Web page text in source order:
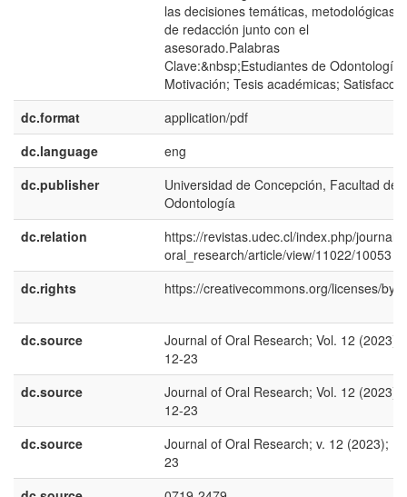
las decisiones temáticas, metodológicas y
de redacción junto con el
asesorado.Palabras
Clave:&nbsp;Estudiantes de Odontología;
Motivación; Tesis académicas;
dc.format
application/pdf
dc.language
eng
dc.publisher
Universidad de Concepción, Facultad de
Odontología
dc.relation
https://revistas.udec.cl/index.php/
oral_research/article/view/11022/10053
dc.rights
https://creativecommons.org/licenses/by/
dc.source
Journal of Oral Research; Vol. 12 (2023);
12-23
dc.source
Journal of Oral Research; Vol. 12 (2023);
12-23
dc.source
Journal of Oral Research; v. 12 (2023);
23